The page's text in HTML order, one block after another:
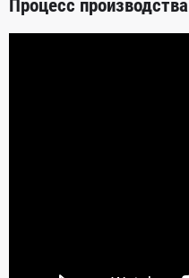
Процесс производства